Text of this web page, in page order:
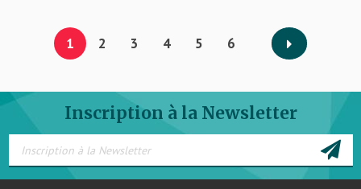
1 2 3 4 5 6
Inscription à la Newsletter